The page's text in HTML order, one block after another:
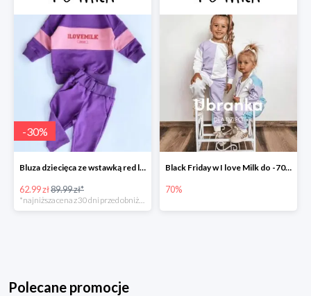
-30%
Bluza dziecięca ze wstawką red logo Fioletowa -30%
62.99 zł89.99 zł*
Black Friday w I love Milk do -70%
70%
Polecane promocje